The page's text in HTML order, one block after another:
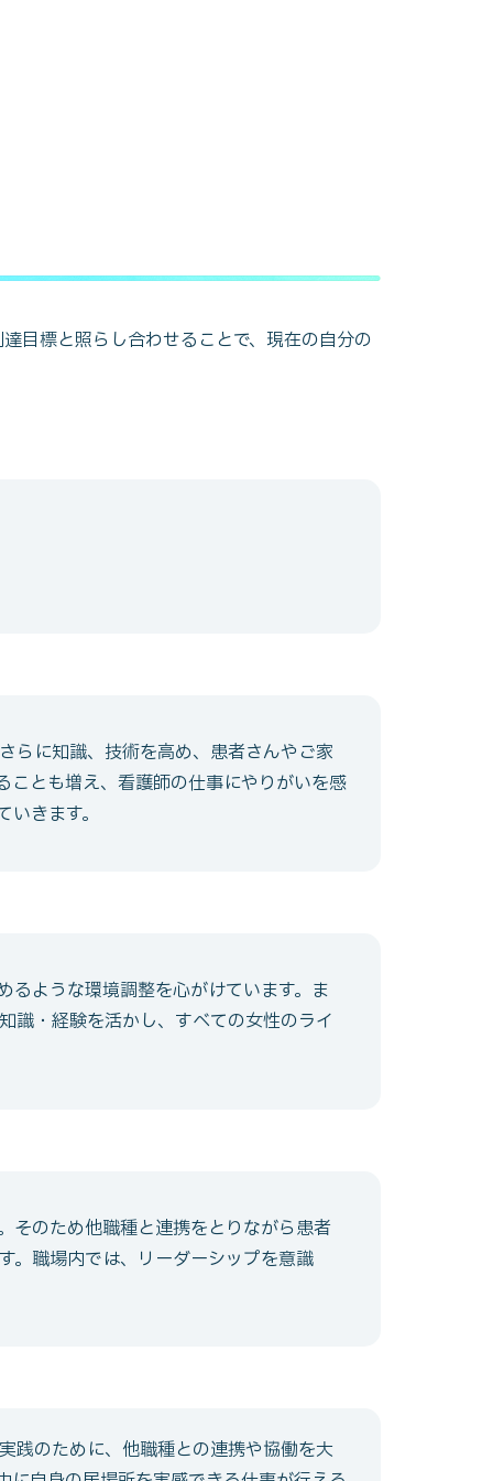
目標と照らし合わせることで、現在の自分の
らに知識、技術を高め、患者さんやご家
ことも増え、看護師の仕事にやりがいを感
きます。
るような環境調整を心がけています。ま
識・経験を活かし、すべての女性のライ
そのため他職種と連携をとりながら患者
。職場内では、リーダーシップを意識
践のために、他職種との連携や協働を大